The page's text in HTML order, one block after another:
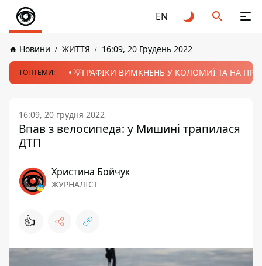
EN
Новини ЖИТТЯ 16:09, 20 Грудень 2022
ТОПТЕМИ: 💡ГРАФІКИ ВИМКНЕНЬ У КОЛОМИЇ ТА НА
16:09, 20 грудня 2022
Впав з велосипеда: у Мишині трапилася
ДТП
Христина Бойчук
ЖУРНАЛІСТ
👍